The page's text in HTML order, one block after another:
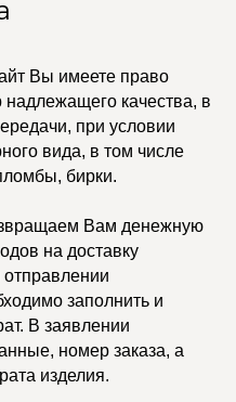
Вы имеете право
надлежащего качества, в
при условии
вида, в том числе
бирки.
Вам денежную
на доставку
заполнить и
В заявлении
номер заказа, а
изделия.